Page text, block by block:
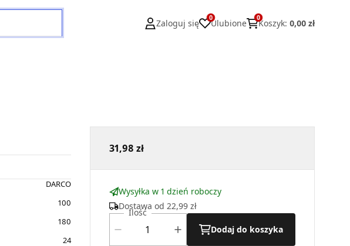
Zaloguj się
0
Ulubione
0
Koszyk: 0,00 zł
DARCO
100
180
24
31,98 zł
Wysyłka w 1 dzień roboczy
Dostawa od 22,99 zł
Ilość
Dodaj do koszyka